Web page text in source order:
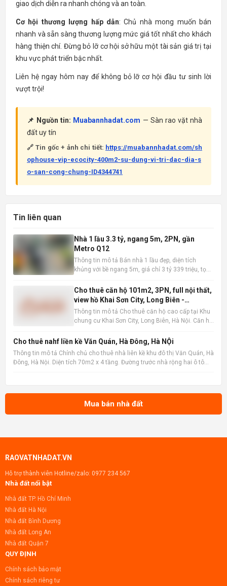
giao dịch diễn ra nhanh chóng và an toàn.
Cơ hội thương lượng hấp dẫn: Chủ nhà mong muốn bán
nhanh và sẵn sàng thương lượng mức giá tốt nhất cho khách
hàng thiện chí. Đừng bỏ lỡ cơ hội sở hữu một tài sản giá trị tại
khu vực phát triển bậc nhất.
Liên hệ ngay hôm nay để không bỏ lỡ cơ hội đầu tư sinh lời
vượt trội!
📌 Nguồn tin: Muabannhadat.com — Sàn rao vặt nhà
đất uy tín
🔗 Tin gốc + ảnh chi tiết: https://muabannhadat.com/sh
ophouse-vip-ecocity-400m2-su-dung-vi-tri-dac-dia-s
o-san-cong-chung-ID4344741
Tin liên quan
Nhà 1 lầu 3.3 tỷ, ngang 5m, 2PN, gần
Metro Q12
Thông tin mô tả Bán nhà 1 lầu đẹp, diện tích
khủng với bề ngang 5m, giá chỉ 3 tỷ 339 triệu, tọa
Thông tin chi tiết: Giá bán: 3 tỷ 339 triệu đồng.
Diện tích: Kích thước 5,1m x 8,5m, diện tích công
Cho thuê căn hộ 101m2, 3PN, full nội thất,
view hồ Khai Sơn City, Long Biên -
16tr/tháng
Thông tin mô tả Cho thuê căn hộ cao cấp tại Khu
chung cư Khai Sơn City, Long Biên, Hà Nội. Căn hộ
đãng ra hồ điều hòa, mang đến không gian sống
101m2 ,
Cho thuê nahf liền kề Văn Quán, Hà Đông, Hà NỘi
Thông tin mô tả Chính chủ cho thuê nhà liên kề khu đô thị Văn Quán, Hà
Đông, Hà Nội. Diện tích 70m2 x 4 tầng. Đường trước nhà rộng hai ô tô
Mua bán nhà đất
RAOVATNHADAT.VN
Hỗ trợ thành viên Hotline/zalo: 0977 234 567
Nhà đất nổi bật
Nhà đất TP. Hồ Chí Minh
Nhà đất Hà Nội
Nhà đất Bình Dương
Nhà đất Long An
Nhà đất Quận 7
QUY ĐỊNH
Chính sách bảo mật
Chính sách riêng tư